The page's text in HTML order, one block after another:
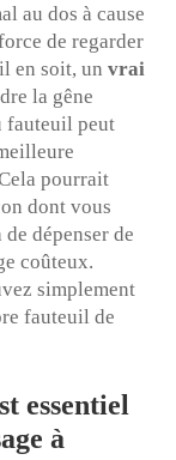
au dos à cause
de regarder
en soit, un vrai
la gêne
fauteuil peut
pourrait
dont vous
dépenser de
coûteux.
simplement
fauteuil de
essentiel
à